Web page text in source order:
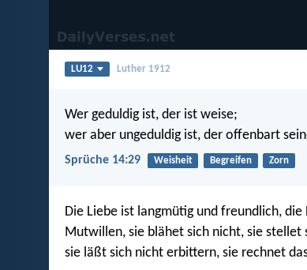
LU12 Luther 1912
Wer geduldig ist, der ist weise;
wer aber ungeduldig ist, der offenbart
Sprüche 14:29 Weisheit Begreifen Zorn
Die Liebe ist langmütig und freundlich,
Mutwillen, sie blähet sich nicht, sie stellet
sie läßt sich nicht erbittern, sie rechnet